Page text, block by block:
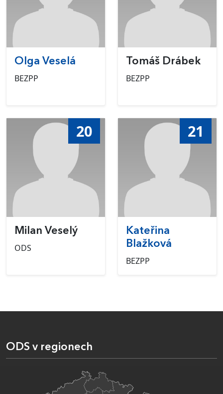
Olga Veselá
BEZPP
Tomáš Drábek
BEZPP
20
Milan Veselý
ODS
21
Kateřina
Blažková
BEZPP
ODS v regionech